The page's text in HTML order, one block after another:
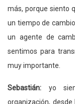
más, porque siento
un tiempo de
un agente de
sentimos para
muy importante.
Sebastián: yo
organización,